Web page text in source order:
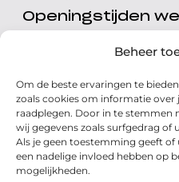
Beheer
Om de beste ervaringen te
zoals cookies om informatie over
raadplegen. Door in te stemmen
wij gegevens zoals surfgedrag of
Als je geen toestemming geeft
een nadelige invloed hebben op
mogelijkheden.
Openingstijden
Maandag t/m vrijdag
Zondag
Volg ons